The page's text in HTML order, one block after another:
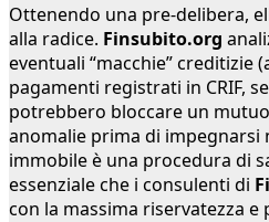
Ottenendo una pre-delibera,
alla radice. Finsubito.org
eventuali “macchie” creditizie
pagamenti registrati in CRIF,
potrebbero bloccare un
anomalie prima di impegnarsi
immobile è una procedura di
essenziale che i consulenti di
con la massima riservatezza e